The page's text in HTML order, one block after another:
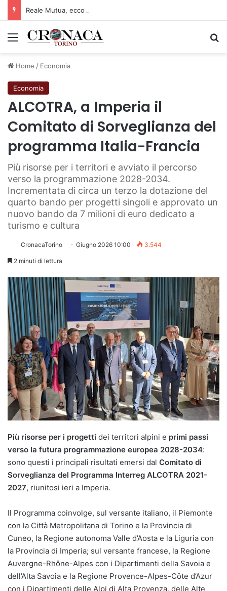
Reale Mutua, ecco il programma del precampionato
Menu
Home / Economia
Economia
ALCOTRA, a Imperia il
Comitato di Sorveglianza del
programma Italia-Francia
Più risorse per i territori e avviato il percorso
verso la programmazione 2028-2034.
Incrementata di circa un terzo la dotazione del
quarto bando per progetti singoli e approvato un
nuovo bando da 7 milioni di euro dedicato a
turismo e cultura
CronacaTorino Giugno 2026 10:00 3.544
2 minuti di lettura
Più risorse per i progetti dei territori alpini e primi passi
verso la futura programmazione europea 2028-2034:
sono questi i principali risultati emersi dal Comitato di
Sorveglianza del Programma Interreg ALCOTRA 2021-
2027, riunitosi ieri a Imperia.
Il Programma coinvolge, sul versante italiano, il Piemonte
con la Città Metropolitana di Torino e la Provincia di
Cuneo, la Regione autonoma Valle d’Aosta e la Liguria con
la Provincia di Imperia; sul versante francese, la Regione
Auvergne-Rhône-Alpes con i Dipartimenti della Savoia e
dell’Alta Savoia e la Regione Provence-Alpes-Côte d’Azur
con i Dipartimenti delle Alpi di Alta Provenza, delle Alte